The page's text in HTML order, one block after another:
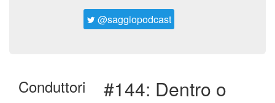
@saggiopodcast
Conduttori #144: Dentro o